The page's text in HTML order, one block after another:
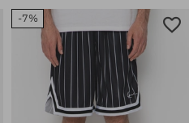
-7%